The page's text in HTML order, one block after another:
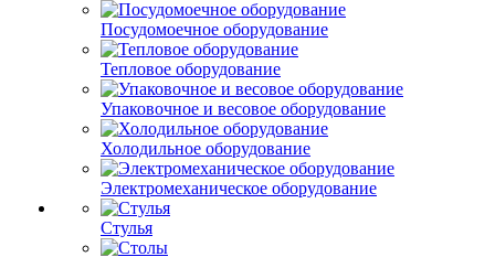
Посудомоечное оборудование
Тепловое оборудование
Упаковочное и весовое оборудование
Холодильное оборудование
Электромеханическое оборудование
Стулья